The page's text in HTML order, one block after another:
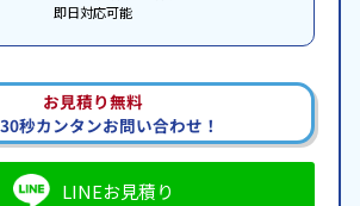
即日対応可能
お見積り無料
秒カンタンお問い合わせ！
LINEお見積り